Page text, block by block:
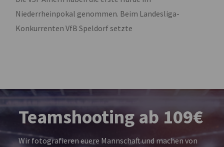
Niederrheinpokal genommen. Beim Landesliga-
Konkurrenten VfB Speldorf setzte
Teamshooting ab 109€
Wir fotografieren euere Mannschaft und machen von